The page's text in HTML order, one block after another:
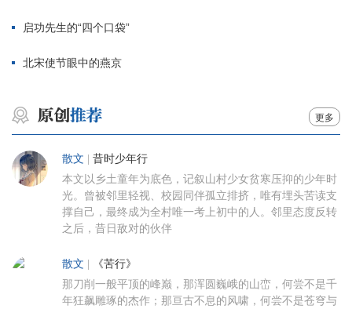
启功先生的“四个口袋”
北宋使节眼中的燕京
更多
散文 昔时少年行
本文以乡土童年为底色，记叙山村少女贫寒压抑的少年时
光。曾被邻里轻视、校园同伴孤立排挤，唯有埋头苦读支
撑自己，最终成为全村唯一考上初中的人。邻里态度反转
之后，昔日敌对的伙伴
散文 《苦行》
那刀削一般平顶的峰巅，那浑圆巍峨的山峦，何尝不是千
年狂飙雕琢的杰作；那亘古不息的风啸，何尝不是苍穹与